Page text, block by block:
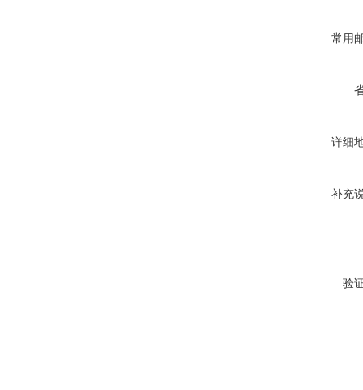
常用
详细
补充
验